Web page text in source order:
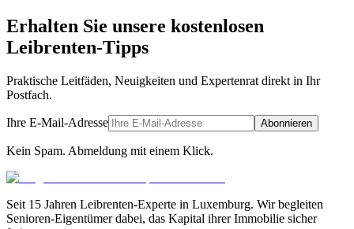
Erhalten Sie unsere kostenlosen
Leibrenten-Tipps
Praktische Leitfäden, Neuigkeiten und Expertenrat direkt in Ihr
Postfach.
Ihre E-Mail-Adresse Abonnieren
Kein Spam. Abmeldung mit einem Klick.
Seit 15 Jahren Leibrenten-Experte in Luxemburg. Wir begleiten
Senioren-Eigentümer dabei, das Kapital ihrer Immobilie sicher